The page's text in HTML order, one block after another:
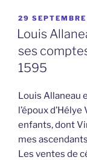
PUBLIÉ
LE
29
Louis
ses
1595
Louis Allaneau
l’époux
enfants, dont
mes
Les ventes de